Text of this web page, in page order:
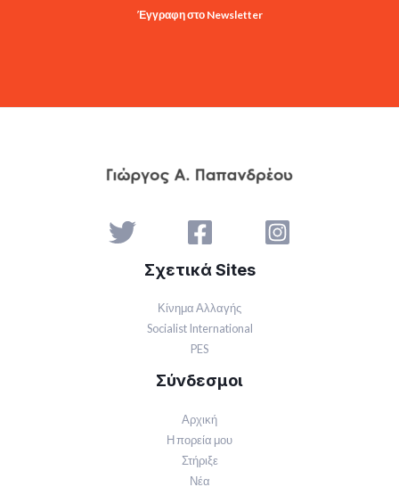
Έγγραφη στο Newsletter
Σχετικά Sites
Κίνημα Αλλαγής
Socialist International
PES
Σύνδεσμοι
Αρχική
Η πορεία μου
Στήριξε
Νέα